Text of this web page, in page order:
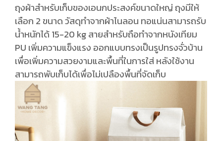
ถุงผ้าสำหรับเก็บของเอนกประสงค์ขนาดใหญ่ ถุงมีให้
เลือก 2 ขนาด วัสดุทำจากผ้าไนลอน ทอแน่นสามารถรับ
น้ำหนักได้ 15-20 kg สายสำหรับถือทำจากหนังเทียม
PU เพิ่มความแข็งแรง ออกแบบทรงเป็นรูปทรงจั่วบ้าน
เพื่อเพิ่มความสวยงามและพื้นที่ในการใส่ หลังใช้งาน
สามารถพับเก็บได้เพื่อไม่เปลืองพื้นที่จัดเก็บ